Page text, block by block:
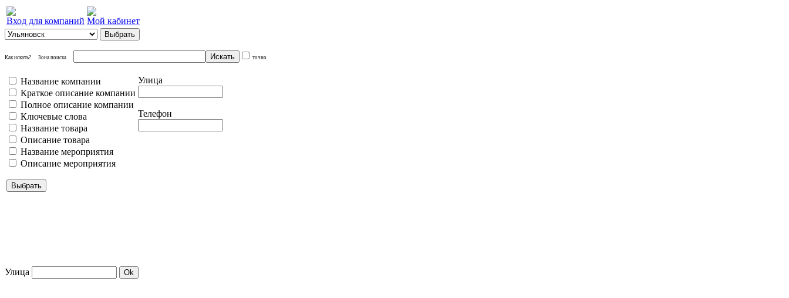
Вход для компаний Мой кабинет
Как искать? Зона поиска точно
Название компании
Краткое описание компании
Полное описание компании
Ключевые слова
Название товара
Описание товара
Название мероприятия
Описание мероприятия
Улица
Телефон
Улица